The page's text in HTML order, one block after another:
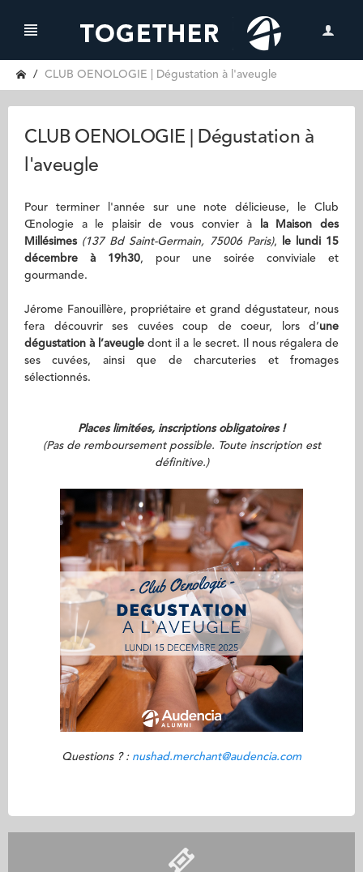
CLUB OENOLOGIE | Dégustation à l'aveugle
CLUB OENOLOGIE | Dégustation à
l'aveugle
Pour terminer l'année sur une note délicieuse, le Club
Œnologie a le plaisir de vous convier à
la Maison des
Millésimes (137 Bd Saint-Germain, 75006 Paris),
le lundi 15
décembre à 19h30, pour une soirée conviviale et
gourmande.
Jérome Fanouillère, propriétaire et grand dégustateur, nous
fera découvrir ses cuvées coup de coeur, lors d’une
dégustation à l’aveugle dont il a le secret. Il nous régalera de
ses cuvées, ainsi que de charcuteries et fromages
sélectionnés.
Places limitées, inscriptions obligatoires !
(Pas de remboursement possible. Toute inscription est
définitive.)
Questions ? : nushad.merchant@audencia.com